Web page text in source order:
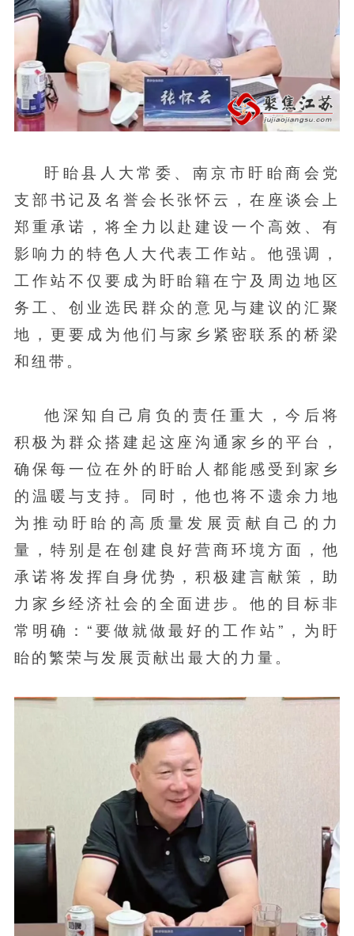
盱眙县人大常委、南京市盱眙商会党
支部书记及名誉会长张怀云，在座谈会上
郑重承诺，将全力以赴建设一个高效、有
影响力的特色人大代表工作站。他强调，
工作站不仅要成为盱眙籍在宁及周边地区
务工、创业选民群众的意见与建议的汇聚
地，更要成为他们与家乡紧密联系的桥梁
和纽带。
他深知自己肩负的责任重大，今后将
积极为群众搭建起这座沟通家乡的平台，
确保每一位在外的盱眙人都能感受到家乡
的温暖与支持。同时，他也将不遗余力地
为推动盱眙的高质量发展贡献自己的力
量，特别是在创建良好营商环境方面，他
承诺将发挥自身优势，积极建言献策，助
力家乡经济社会的全面进步。他的目标非
常明确：“要做就做最好的工作站”，为盱
眙的繁荣与发展贡献出最大的力量。